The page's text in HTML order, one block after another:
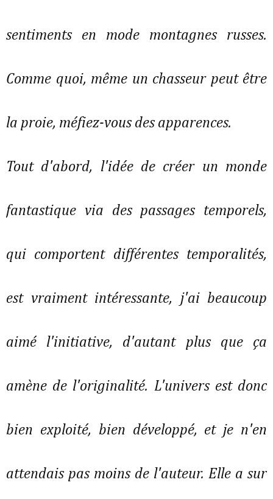
sentiments en mode montagnes russes.
Comme quoi, même un chasseur peut être
la proie, méfiez-vous des apparences.
Tout d'abord, l'idée de créer un monde
fantastique via des passages temporels,
qui comportent différentes temporalités,
est vraiment intéressante, j'ai beaucoup
aimé l'initiative, d'autant plus que ça
amène de l'originalité. L'univers est donc
bien exploité, bien développé, et je n'en
attendais pas moins de l'auteur. Elle a sur